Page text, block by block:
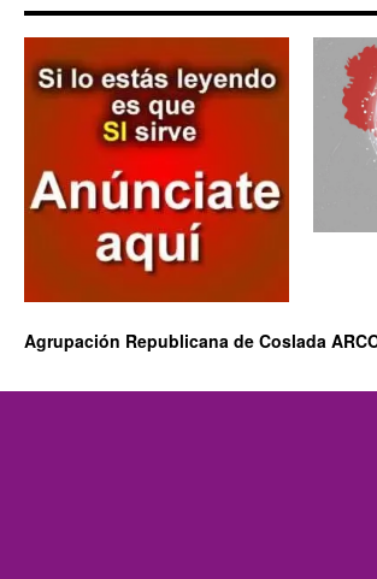
Agrupación Republicana de Coslada